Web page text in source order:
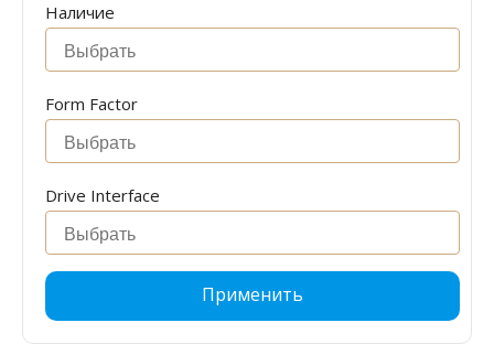
Наличие
Form Factor
Drive Interface
Применить